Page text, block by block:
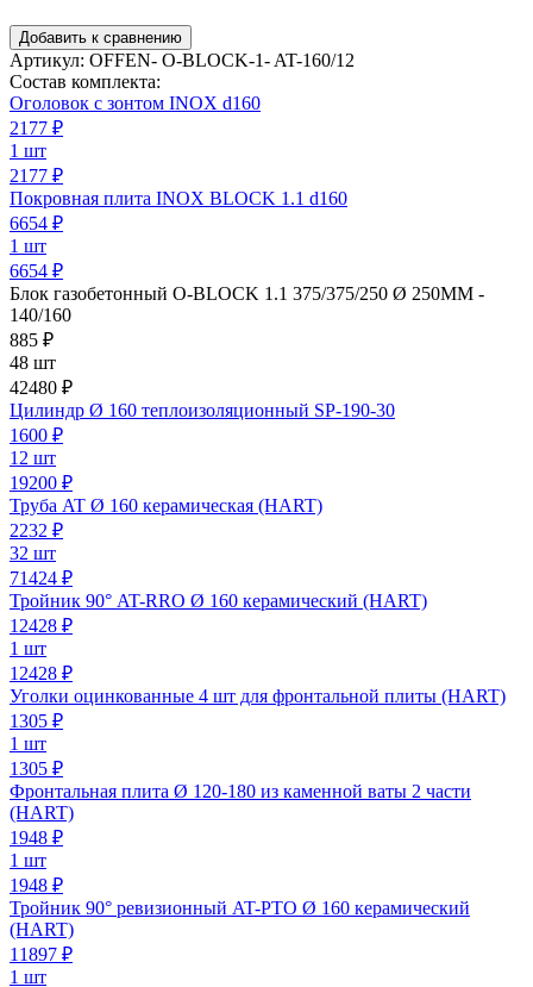
Добавить к сравнению
Артикул: OFFEN- O-BLOCK-1- AT-160/12
Состав комплекта:
Оголовок с зонтом INOX d160
2177 ₽
1 шт
2177 ₽
Покровная плита INOX BLOCK 1.1 d160
6654 ₽
1 шт
6654 ₽
Блок газобетонный O-BLOCK 1.1 375/375/250 Ø 250ММ -
140/160
885 ₽
48 шт
42480 ₽
Цилиндр Ø 160 теплоизоляционный SP-190-30
1600 ₽
12 шт
19200 ₽
Труба AT Ø 160 керамическая (HART)
2232 ₽
32 шт
71424 ₽
Тройник 90° AT-RRO Ø 160 керамический (HART)
12428 ₽
1 шт
12428 ₽
Уголки оцинкованные 4 шт для фронтальной плиты (HART)
1305 ₽
1 шт
1305 ₽
Фронтальная плита Ø 120-180 из каменной ваты 2 части
(HART)
1948 ₽
1 шт
1948 ₽
Тройник 90° ревизионный AT-PTO Ø 160 керамический
(HART)
11897 ₽
1 шт